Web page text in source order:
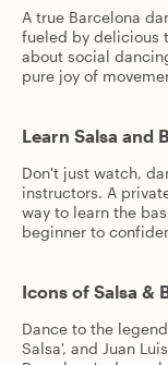
A true Barcelona
fueled by delicious
about social
pure joy of
Learn Salsa and
Don't just watch,
instructors. A
way to learn the
beginner to
Icons of Salsa &
Dance to the
Salsa', and Juan